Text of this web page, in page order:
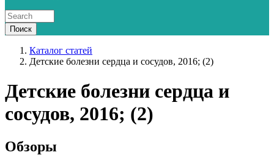
Каталог статей
Детские болезни сердца и сосудов, 2016; (2)
Детские болезни сердца и
сосудов, 2016; (2)
Обзоры